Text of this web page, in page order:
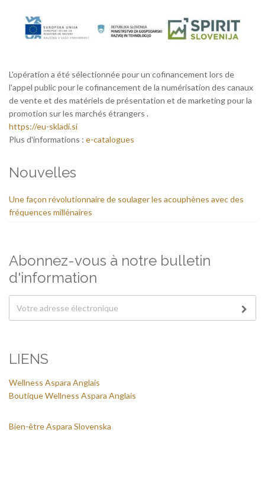
L'opération a été sélectionnée pour un cofinancement lors de
l'appel public pour le cofinancement de la numérisation des canaux
de vente et des matériels de présentation et de marketing pour la
promotion sur les marchés étrangers .
https://eu-skladi.si
Plus d'informations : e-catalogues
Nouvelles
Une façon révolutionnaire de soulager les acouphènes avec des
fréquences millénaires
Abonnez-vous à notre bulletin
d'information
LIENS
Wellness Aspara Anglais
Boutique Wellness Aspara Anglais
Bien-être Aspara Slovenska